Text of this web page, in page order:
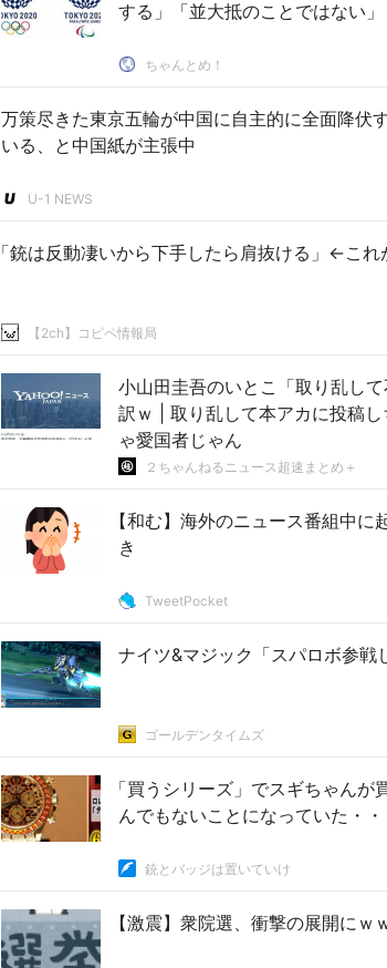
する」「並大抵のことではない」
ちゃんとめ！
万策尽きた東京五輪が中国に自主的に全面降伏
いる、と中国紙が主張中
U-1 NEWS
「銃は反動凄いから下手したら肩抜ける」←こ
【2ch】コピペ情報局
小山田圭吾のいとこ「取り乱し
訳ｗ | 取り乱して本アカに投稿しちゃいました | ヤマサの田辺、めちゃくち
ゃ愛国者じゃん
２ちゃんねるニュース超速まとめ＋
【和む】海外のニュース番組中
き
TweetPocket
ナイツ&マジック「スパロボ参戦
ゴールデンタイムズ
「買うシリーズ」でスギちゃん
んでもないことになっていた・・
銃とバッジは置いていけ
【激震】衆院選、衝撃の展開に